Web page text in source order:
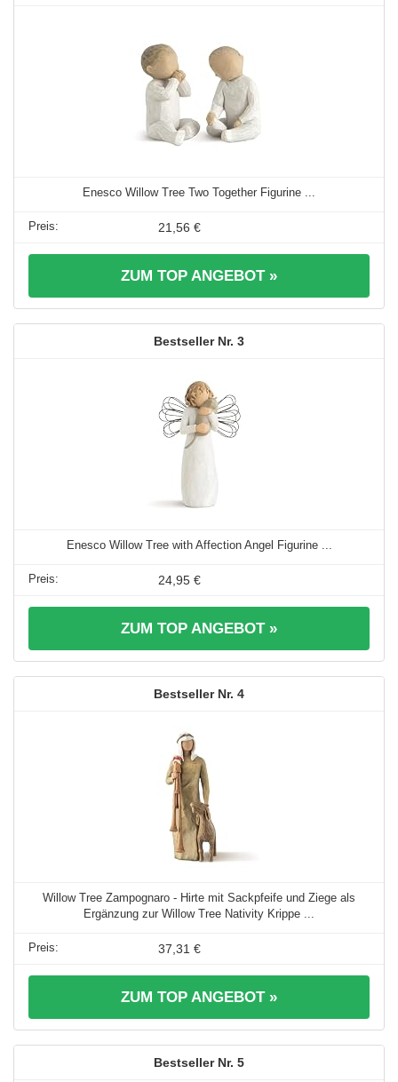
Enesco Willow Tree Two Together Figurine ...
21,56 €
ZUM TOP ANGEBOT »
3
Enesco Willow Tree with Affection Angel Figurine ...
24,95 €
ZUM TOP ANGEBOT »
4
Willow Tree Zampognaro - Hirte mit Sackpfeife und Ziege als
Ergänzung zur Willow Tree Nativity Krippe ...
37,31 €
ZUM TOP ANGEBOT »
5